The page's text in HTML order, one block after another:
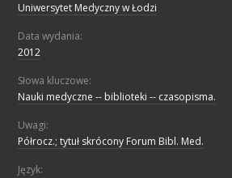
Uniwersytet Medyczny w Łodzi
Data wydania:
2012
Słowa kluczowe:
Nauki medyczne -- biblioteki -- czasopisma.
Uwagi:
Półrocz.; tytuł skrócony Forum Bibl. Med.
Język: